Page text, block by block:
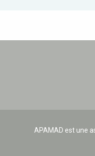
APAMAD est une